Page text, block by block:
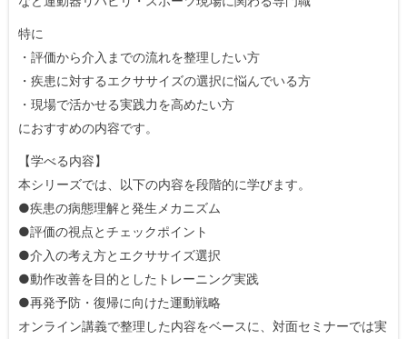
特に
・評価から介入までの流れを整理したい方
・疾患に対するエクササイズの選択に悩んでいる方
・現場で活かせる実践力を高めたい方
におすすめの内容です。
【学べる内容】
本シリーズでは、以下の内容を段階的に学びます。
●疾患の病態理解と発生メカニズム
●評価の視点とチェックポイント
●介入の考え方とエクササイズ選択
●動作改善を目的としたトレーニング実践
●再発予防・復帰に向けた運動戦略
オンライン講義で整理した内容をベースに、対面セミナーでは実